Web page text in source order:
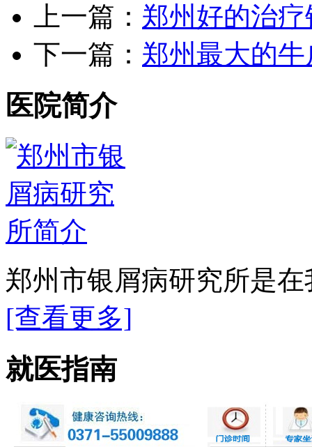
上一篇： 郑州好的治
下一篇： 郑州最大的
医院简介
郑州市银屑病研究所是
[查看更多]
就医指南